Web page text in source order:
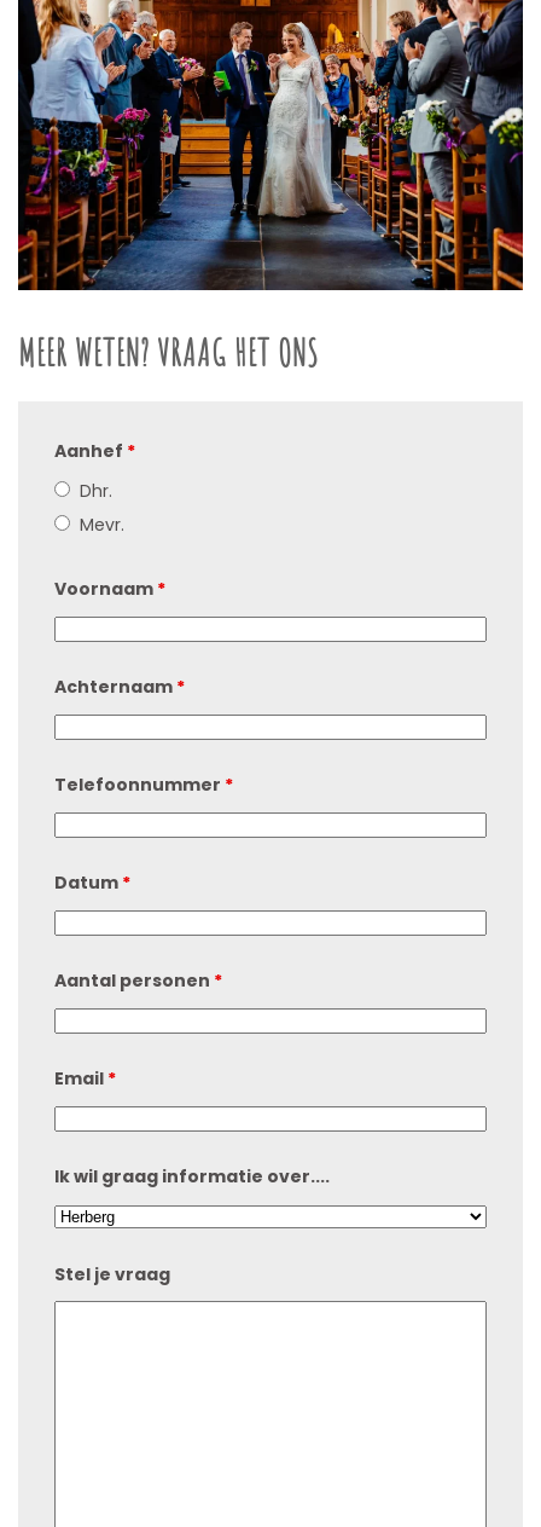
MEER WETEN? VRAAG HET ONS
Aanhef *
Dhr.
Mevr.
Voornaam *
Achternaam *
Telefoonnummer *
Datum *
Aantal personen *
Email *
Ik wil graag informatie over....
Stel je vraag